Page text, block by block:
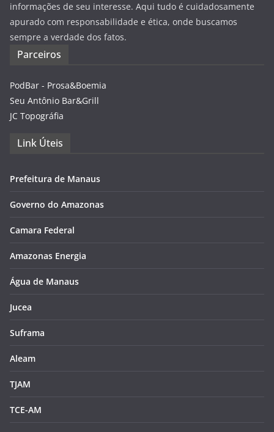
informações de seu interesse. Aqui tudo é cuidadosamente
apurado com responsabilidade e ética, onde buscamos
sempre a verdade dos fatos.
Parceiros
PodBar - Prosa&Boemia
Seu Antônio Bar&Grill
JC Topográfia
Link Úteis
Prefeitura de Manaus
Governo do Amazonas
Camara Federal
Amazonas Energia
Água de Manaus
Jucea
Suframa
Aleam
TJAM
TCE-AM